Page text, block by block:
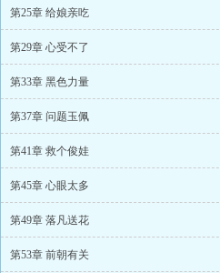
第25章 给娘亲吃
第29章 心受不了
第33章 黑色力量
第37章 问题玉佩
第41章 救个俊娃
第45章 心眼太多
第49章 落凡送花
第53章 前朝有关